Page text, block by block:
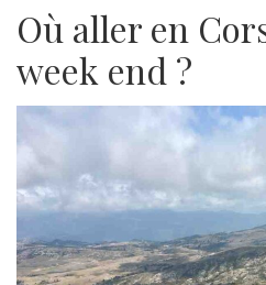
Où aller en
week end ?